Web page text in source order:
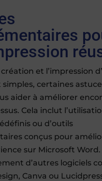
et l’impression
certaines
aider à améliorer
Cela inclut
ou d’outils
conçus pour
sur Microsoft Word.
d’autres logiciels
Canva ou